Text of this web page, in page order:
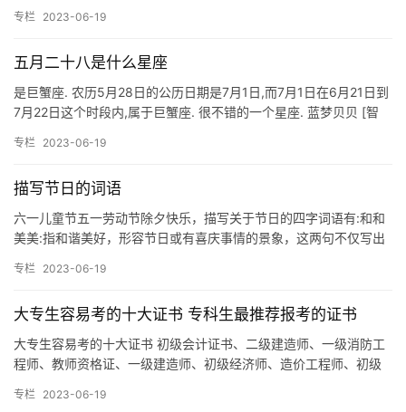
专栏 2023-06-19
五月二十八是什么星座
是巨蟹座. 农历5月28日的公历日期是7月1日,而7月1日在6月21日到
7月22日这个时段内,属于巨蟹座. 很不错的一个星座. 蓝梦贝贝 [智
专栏 2023-06-19
描写节日的词语
六一儿童节五一劳动节除夕快乐，描写关于节日的四字词语有:和和
美美:指和谐美好，形容节日或有喜庆事情的景象，这两句不仅写出
专栏 2023-06-19
大专生容易考的十大证书 专科生最推荐报考的证书
大专生容易考的十大证书 初级会计证书、二级建造师、一级消防工
程师、教师资格证、一级建造师、初级经济师、造价工程师、初级
的…
专栏 2023-06-19